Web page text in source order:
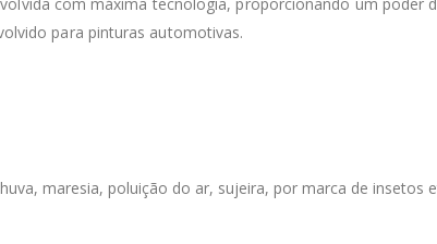
para pinturas automotivas.
maresia, poluição do ar, sujeira, por marca de insetos